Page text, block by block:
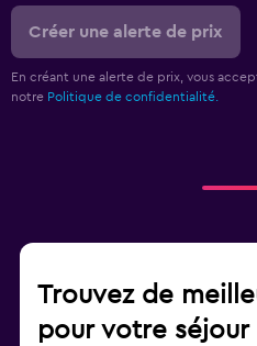
Créer une alerte de prix
En créant une alerte de prix, vous
notre Politique de confidentialité.
Trouvez de
pour votre